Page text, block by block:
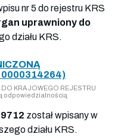
nr 5 do rejestru KRS
uprawniony do
działu KRS.
0000314264)
KRAJOWEGO REJESTRU
odpowiedzialnością
został wpisany w
działu KRS.